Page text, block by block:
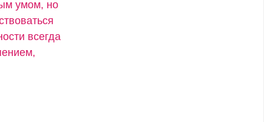
умом, но
всегда